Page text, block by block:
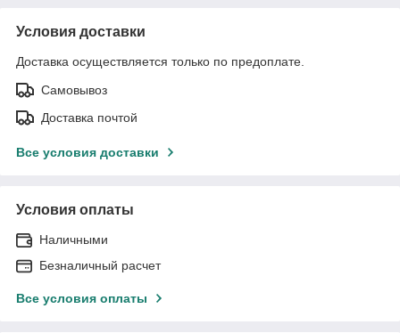
Условия доставки
Доставка осуществляется только по предоплате.
Самовывоз
Доставка почтой
Все условия доставки
Условия оплаты
Наличными
Безналичный расчет
Все условия оплаты